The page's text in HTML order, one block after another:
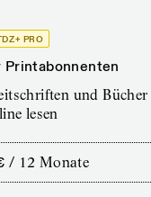
PRO
Printabonnenten
und Bücher
lesen
/ 12 Monate